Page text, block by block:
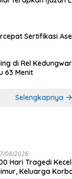
Sertifikasi
di Rel
63 Menit
Selengkapnya
08/2026
Hari Tragedi
Keluarga